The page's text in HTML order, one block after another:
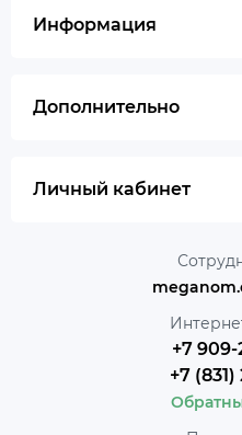
Информация
Дополнительно
Личный кабинет
+7 909-
+7 (831)